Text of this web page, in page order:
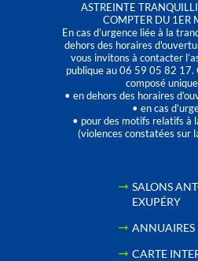
ASTREINTE
COMPTER DU 1ER
En cas d’urgence liée à la
dehors des horaires
vous invitons à contacter
publique au 06 59 05 82 17.
composé
• en dehors des horaires
• en cas
• pour des motifs relatifs à
(violences constatées sur
SALONS
EXUPÉRY
ANNUAIRES
CARTE